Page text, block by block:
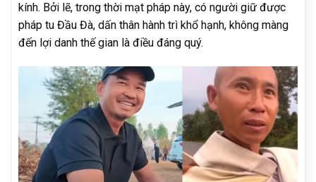
kính. Bởi lẽ, trong thời mạt pháp này, có người giữ được
pháp tu Đầu Đà, dấn thân hành trì khổ hạnh, không màng
đến lợi danh thế gian là điều đáng quý.